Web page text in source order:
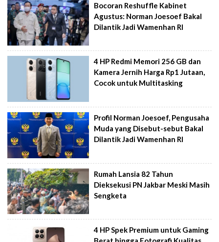
Bocoran Reshuffle Kabinet
Agustus: Norman Joesoef Bakal
Dilantik Jadi Wamenhan RI
4 HP Redmi Memori 256 GB dan
Kamera Jernih Harga Rp1 Jutaan,
Cocok untuk Multitasking
Profil Norman Joesoef, Pengusaha
Muda yang Disebut-sebut Bakal
Dilantik Jadi Wamenhan RI
Rumah Lansia 82 Tahun
Dieksekusi PN Jakbar Meski Masih
Sengketa
4 HP Spek Premium untuk Gaming